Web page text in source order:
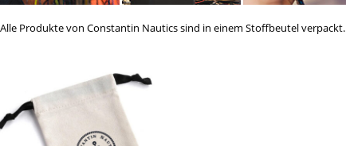
Alle Produkte von Constantin Nautics sind in einem Stoffbeutel verpackt.